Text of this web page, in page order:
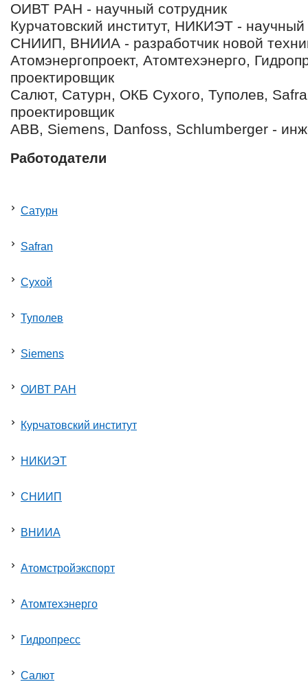
ОИВТ РАН - научный сотрудник
Курчатовский институт, НИКИЭТ -
СНИИП, ВНИИА - разработчик новой
Атомэнергопроект, Атомтехэнерго,
проектировщик
Салют, Сатурн, ОКБ Сухого, Туполев,
проектировщик
ABB, Siemens, Danfoss, Schlumberger -
Работодатели
Сатурн
Safran
Сухой
Туполев
Siemens
ОИВТ РАН
Курчатовский институт
НИКИЭТ
СНИИП
ВНИИА
Атомстройэкспорт
Атомтехэнерго
Гидропресс
Салют